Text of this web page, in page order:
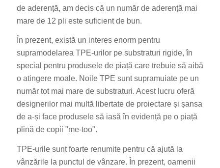
de aderență, am decis că un număr de aderență mai
mare de 12 pli este suficient de bun.
În prezent, există un interes enorm pentru
supramodelarea TPE-urilor pe substraturi rigide, în
special pentru produsele de piață care trebuie să aibă
o atingere moale. Noile TPE sunt supramuiate pe un
număr tot mai mare de substraturi. Acest lucru oferă
designerilor mai multă libertate de proiectare și șansa
de a-și face produsele să iasă în evidență pe o piață
plină de copii "me-too".
TPE-urile sunt foarte renumite pentru că ajută la
vânzările la punctul de vânzare. În prezent, oamenii